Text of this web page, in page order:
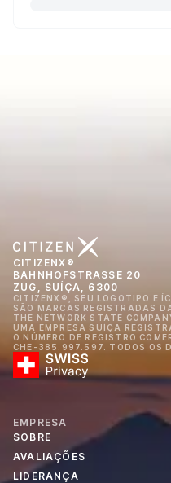
CITIZENX®
BAHNHOFSTRASSE 20
ZUG, SUÍÇA, 6300
CITIZENX®, SEU LOGOTIPO E
SÃO MARCAS REGISTRADAS
THE NETWORK STATE
UMA EMPRESA SUÍÇA
O NÚMERO DE REGISTRO
CHE-385.997.597. TODOS OS
EMPRESA
SOBRE
AVALIAÇÕES
LIDERANÇA